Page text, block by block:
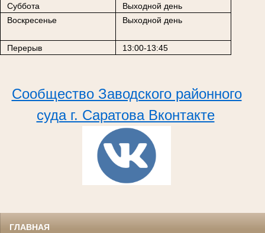
Суббота
Выходной день
Воскресенье
Выходной день
Перерыв 13:00-13:45
Сообщество Заводского районного
суда г. Саратова Вконтакте
ГЛАВНАЯ